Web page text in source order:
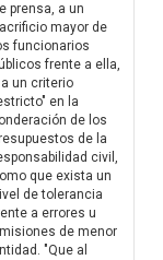
prensa, a un
mayor de
funcionarios
frente a ella,
un criterio
en la
de los
de la
civil,
que exista un
de tolerancia
a errores u
de menor
"Que al